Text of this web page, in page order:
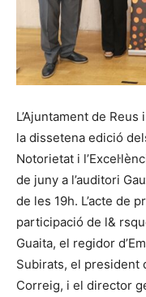
L’Ajuntament de
la dissetena edició
Notorietat i
de juny a l’auditori
de les 19h. L’acte de
participació de l&
Guaita, el regidor
Subirats, el president
Correig, i el director